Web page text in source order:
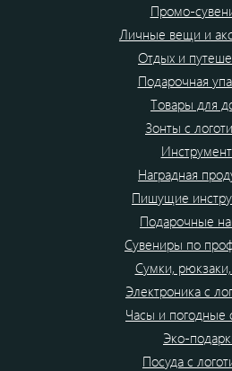
Промо-
Личные вещи и
Отдых и
Подарочная
Товары для
Зонты с
Наградная
Пишущие
Подарочные
Сувениры по
Сумки,
Электроника с
Часы и погодные
Эко-
Посуда с